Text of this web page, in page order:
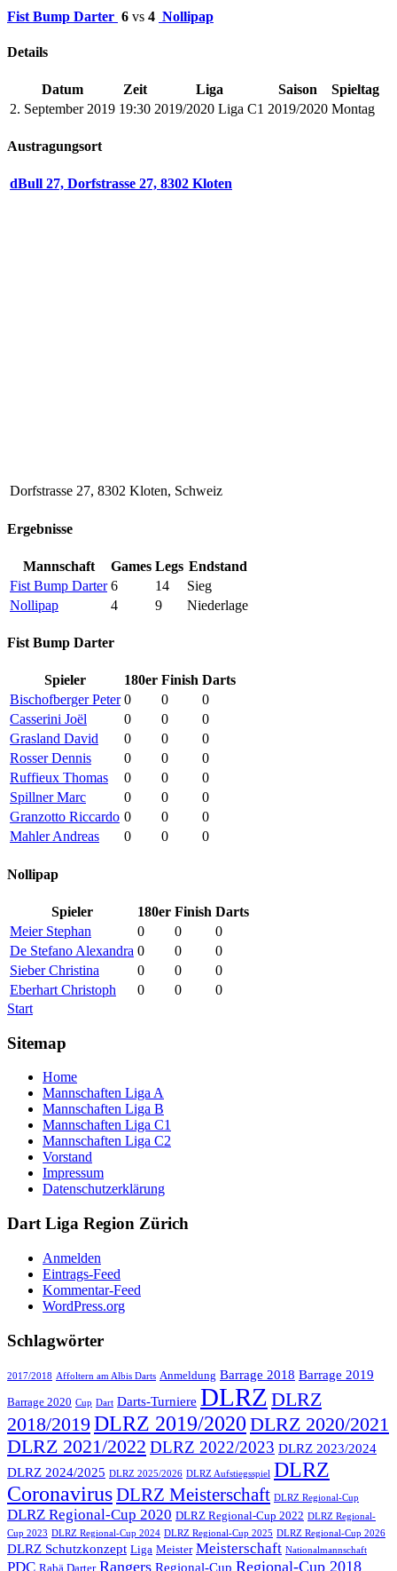
Fist Bump Darter 6 vs 4 Nollipap
Details
Datum Zeit Liga Saison
Spieltag
2. September 2019 19:30 2019/2020 Liga C1 2019/2020 Montag
Austragungsort
dBull 27, Dorfstrasse 27, 8302 Kloten
Dorfstrasse 27, 8302 Kloten, Schweiz
Ergebnisse
Mannschaft Games Legs Endstand
Fist Bump Darter 6 14
Sieg
Nollipap
4 9 Niederlage
Fist Bump Darter
Spieler 180er Finish Darts
Bischofberger Peter 0 0
0
Casserini Joël
0 0
0
Grasland David
0 0
0
Rosser Dennis
0 0
0
Ruffieux Thomas
0 0
0
Spillner Marc
0 0
0
Granzotto Riccardo 0 0
0
Mahler Andreas
0 0 0
Nollipap
Spieler 180er Finish Darts
Meier Stephan
0 0
0
De Stefano Alexandra 0 0
0
Sieber Christina
0 0
0
Eberhart Christoph
0 0
0
Start
Sitemap
Home
Mannschaften Liga A
Mannschaften Liga B
Mannschaften Liga C1
Mannschaften Liga C2
Vorstand
Impressum
Datenschutzerklärung
Dart Liga Region Zürich
Anmelden
Eintrags-Feed
Kommentar-Feed
WordPress.org
Schlagwörter
2017/2018 Affoltern am Albis Darts Anmeldung Barrage 2018 Barrage 2019
Barrage 2020 Cup Dart Darts-Turniere DLRZ DLRZ
2018/2019 DLRZ 2019/2020 DLRZ 2020/2021
DLRZ 2021/2022 DLRZ 2022/2023 DLRZ 2023/2024
DLRZ 2024/2025 DLRZ 2025/2026 DLRZ Aufstiegsspiel DLRZ
CoronavirusDLRZ Meisterschaft DLRZ Regional-Cup
DLRZ Regional-Cup 2020 DLRZ Regional-Cup 2022 DLRZ Regional-
Cup 2023 DLRZ Regional-Cup 2024 DLRZ Regional-Cup 2025 DLRZ Regional-Cup 2026
DLRZ Schutzkonzept Liga Meister Meisterschaft Nationalmannschaft
PDC Rabä Darter Rangers Regional-Cup Regional-Cup 2018